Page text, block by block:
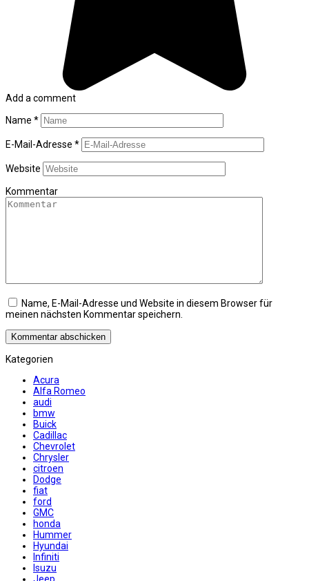
Add a comment
Name *
E-Mail-Adresse *
Website
Kommentar
Name, E-Mail-Adresse und Website in diesem Browser für
meinen nächsten Kommentar speichern.
Kategorien
Acura
Alfa Romeo
audi
bmw
Buick
Cadillac
Chevrolet
Chrysler
citroen
Dodge
fiat
ford
GMC
honda
Hummer
Hyundai
Infiniti
Isuzu